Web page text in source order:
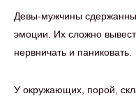
Девы-мужчины
эмоции. Их сложно
нервничать и паниковать.
У окружающих, порой,